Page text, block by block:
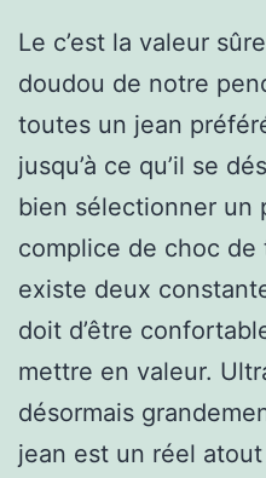
Le c’est la valeur
doudou de notre
toutes un jean
jusqu’à ce qu’il se
bien sélectionner un
complice de choc de
existe deux
doit d’être
mettre en valeur.
désormais
jean est un réel atout